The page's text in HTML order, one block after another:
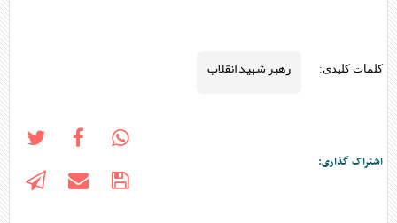
کلمات کلیدی: رهبر شهید انقلاب
اشتراک گذاری: